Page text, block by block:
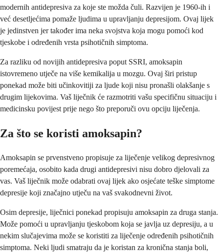
modernih antidepresiva za koje ste možda čuli. Razvijen je 1960-ih i
već desetljećima pomaže ljudima u upravljanju depresijom. Ovaj lijek
je jedinstven jer također ima neka svojstva koja mogu pomoći kod
tjeskobe i određenih vrsta psihotičnih simptoma.
Za razliku od novijih antidepresiva poput SSRI, amoksapin
istovremeno utječe na više kemikalija u mozgu. Ovaj širi pristup
ponekad može biti učinkovitiji za ljude koji nisu pronašli olakšanje s
drugim lijekovima. Vaš liječnik će razmotriti vašu specifičnu situaciju i
medicinsku povijest prije nego što preporuči ovu opciju liječenja.
Za što se koristi amoksapin?
Amoksapin se prvenstveno propisuje za liječenje velikog depresivnog
poremećaja, osobito kada drugi antidepresivi nisu dobro djelovali za
vas. Vaš liječnik može odabrati ovaj lijek ako osjećate teške simptome
depresije koji značajno utječu na vaš svakodnevni život.
Osim depresije, liječnici ponekad propisuju amoksapin za druga stanja.
Može pomoći u upravljanju tjeskobom koja se javlja uz depresiju, a u
nekim slučajevima može se koristiti za liječenje određenih psihotičnih
simptoma. Neki ljudi smatraju da je koristan za kronična stanja boli,